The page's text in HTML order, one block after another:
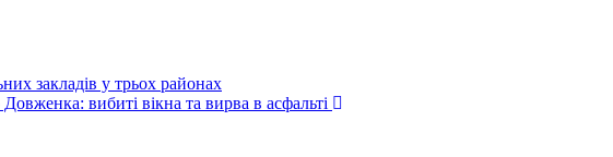
закладів у трьох районах
вибиті вікна та вирва в асфальті